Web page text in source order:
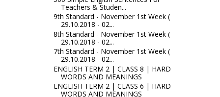
Teachers & Studen...
9th Standard - November 1st Week (
29.10.2018 - 02...
8th Standard - November 1st Week (
29.10.2018 - 02...
7th Standard - November 1st Week (
29.10.2018 - 02...
ENGLISH TERM 2 | CLASS 8 | HARD
WORDS AND MEANINGS
ENGLISH TERM 2 | CLASS 6 | HARD
WORDS AND MEANINGS